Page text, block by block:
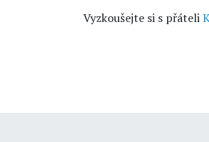
Vyzkoušejte si s přáteli